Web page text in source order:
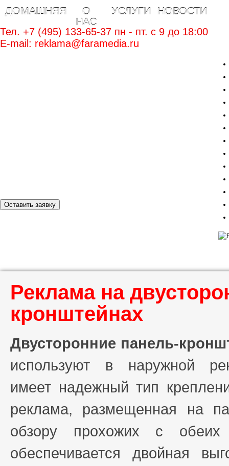
ДОМАШНЯЯ
О
НАС
УСЛУГИ
НОВОСТИ
Тел. +7 (495) 133-65-37 пн - пт. c 9 до 18:00
E-mail: reklama@faramedia.ru
Оставить заявку
Реклама на
кронштейнах
Двусторонние панель-
используют в наружной
имеет надежный тип
реклама, размещенная на
обзору прохожих с
обеспечивается двойная